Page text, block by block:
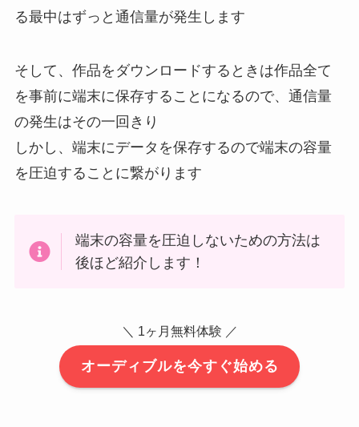
る最中はずっと通信量が発生します
そして、作品をダウンロードするときは作品全て
を事前に端末に保存することになるので、通信量
の発生はその一回きり
しかし、端末にデータを保存するので端末の容量
を圧迫することに繋がります
端末の容量を圧迫しないための方法は
後ほど紹介します！
＼ 1ヶ月無料体験 ／
オーディブルを今すぐ始める